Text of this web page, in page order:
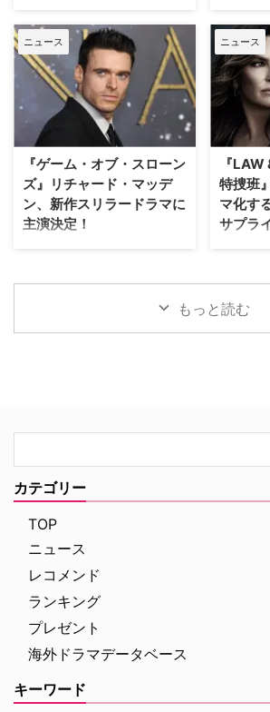
ンに愛され続けてきた作品の魅力
を、新たな角度から解き明かして
いく。 未公開アウトテイ …
ブ・シー
作が出版
日本唯一のミステリードラマ専門
チャンネル「ミステリーチャンネ
ル」は、現地体験型アクティビテ
ィ専門予約サイト「ベルトラ」特
別協力のもと、8月20日（木）19
時よりパリ生中継オンラインツア
ーを開催する。「ミステリーチャ
ンネル倶楽部プレミアム」会員の
アムなオンライン体験の申込受付
が開始となった。 パリが舞台の
ドラマで主人公たちが歩いた景色
を、リアルタイムで堪能 8月5日
は、ミステリーの世界を味わい尽
J.J.エイ
ーサーを
イ、ユア
る映画『
変』の公
新ビジュ
された
アン・
ザー映像
がほとん
アスな世
を集めて
の家族”
…
ニュース
『ゲーム・オブ・スローン
ズ』リチャード・マッデ
ン、新作スリラードラマに
主演決定！
大ヒットドラマ『ゲーム・オブ・
でブレイクしたリチャード・マッ
デンが、新作スリラードラマ
ことが分かった。米Varietyが伝
で、現在は救急外来の医師である
ジム・マーチャントは、院内に取
り残されたすべての人々を救うた
め、病院内を徐々に制圧してい
ニュース
『
特捜班
マ化す
サプラ
ロングラ
ズ。本作
実際に起
アリティ
にある。
ドラマ化
番組『
ーやスピ
もっと読む
カテゴリー
TOP
ニュース
レコメンド
ランキング
プレゼント
海外ドラマデータベース
キーワード